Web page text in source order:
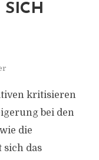
kritisieren
bei den
die
sich das